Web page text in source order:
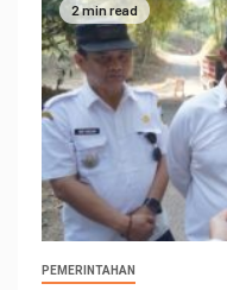
2 min read
PEMERINTAHAN